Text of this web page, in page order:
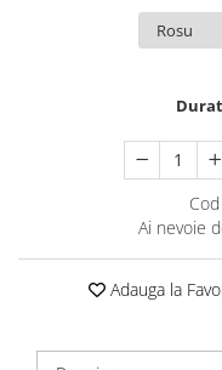
Cabluri motoare
Controlere &
Prize de încărcare
Componente baterii
Mecanică
Ai nevoie
Adauga la